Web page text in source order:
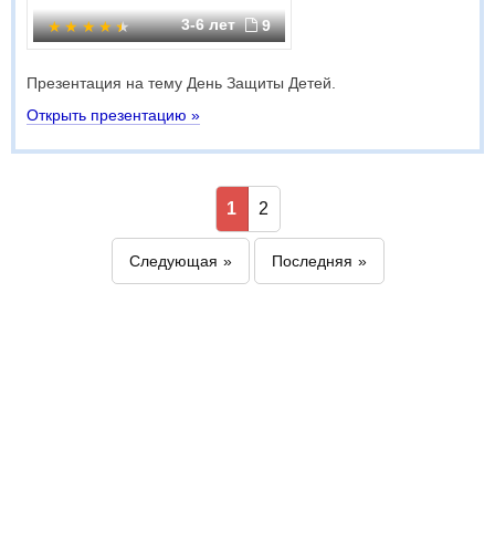
3-6 лет 9
Презентация на тему День Защиты Детей.
Открыть презентацию »
1 2
Следующая Последняя